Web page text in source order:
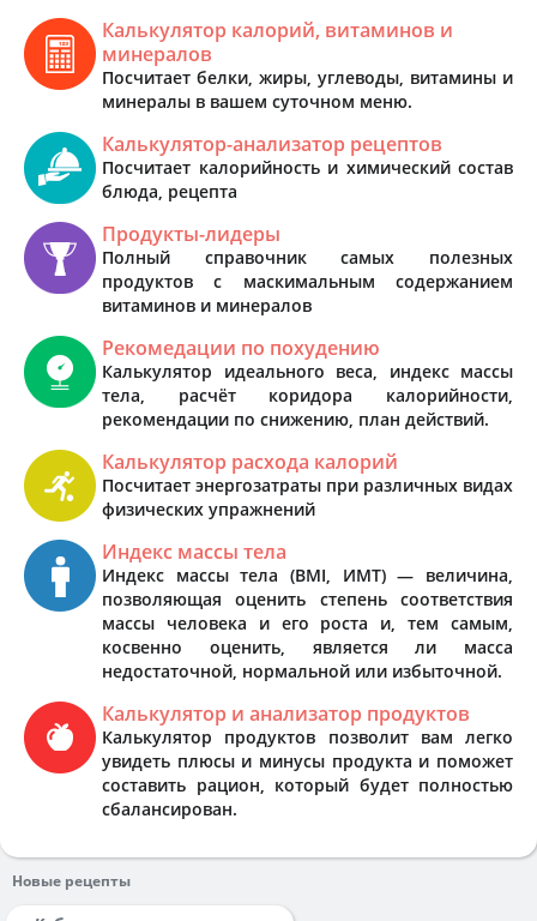
Калькулятор калорий, витаминов и
минералов
Посчитает белки, жиры, углеводы, витамины и
минералы в вашем суточном меню.
Калькулятор-анализатор рецептов
Посчитает калорийность и химический состав
блюда, рецепта
Продукты-лидеры
Полный справочник самых полезных
продуктов с маскимальным содержанием
витаминов и минералов
Рекомедации по похудению
Калькулятор идеального веса, индекс массы
тела, расчёт коридора калорийности,
рекомендации по снижению, план действий.
Калькулятор расхода калорий
Посчитает энергозатраты при различных видах
физических упражнений
Индекс массы тела
Индекс массы тела (BMI, ИМТ) — величина,
позволяющая оценить степень соответствия
массы человека и его роста и, тем самым,
косвенно оценить, является ли масса
недостаточной, нормальной или избыточной.
Калькулятор и анализатор продуктов
Калькулятор продуктов позволит вам легко
увидеть плюсы и минусы продукта и поможет
составить рацион, который будет полностью
сбалансирован.
Новые рецепты